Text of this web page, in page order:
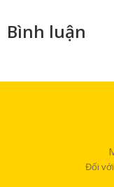
Bình luận
Đối